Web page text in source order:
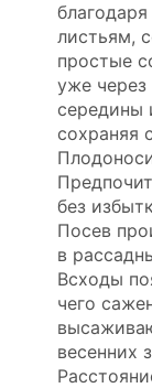
листьям,
простые
уже через
середины
сохраняя
без
Посев
в
Всходы
чего
весенних